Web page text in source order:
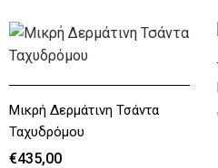
Μικρή Δερμάτινη Τσάντα
Ταχυδρόμου
€435,00